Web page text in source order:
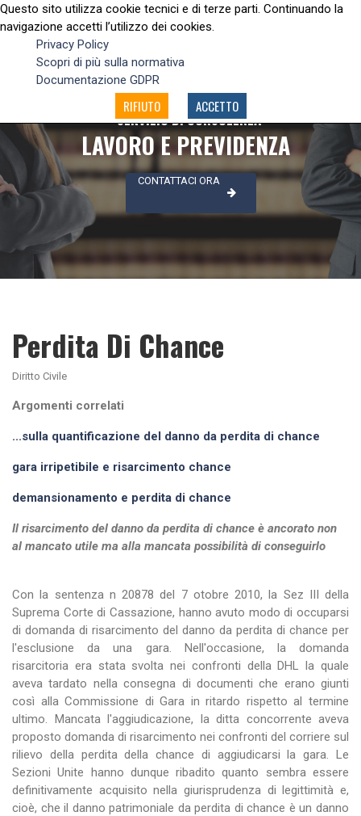
SERVIZIO DI CONSULENZA
LAVORO E PREVIDENZA
CONTATTACI ORA
Perdita Di Chance
Diritto Civile
Argomenti correlati
...sulla quantificazione del danno da perdita di chance
gara irripetibile e risarcimento chance
demansionamento e perdita di chance
Il risarcimento del danno da perdita di chance è ancorato non
al mancato utile ma alla mancata possibilità di conseguirlo
Con la sentenza n 20878 del 7 otobre 2010, la Sez III della
Suprema Corte di Cassazione, hanno avuto modo di occuparsi
di domanda di risarcimento del danno da perdita di chance per
l'esclusione da una gara. Nell'occasione, la domanda
risarcitoria era stata svolta nei confronti della DHL la quale
aveva tardato nella consegna di documenti che erano giunti
così alla Commissione di Gara in ritardo rispetto al termine
ultimo. Mancata l'aggiudicazione, la ditta concorrente aveva
proposto domanda di risarcimento nei confronti del corriere sul
rilievo della perdita della chance di aggiudicarsi la gara. Le
Sezioni Unite hanno dunque ribadito quanto sembra essere
definitivamente acquisito nella giurisprudenza di legittimità e,
cioè, che il danno patrimoniale da perdita di chance è un danno
Questo sito utilizza cookie tecnici e di terze parti. Continuando la
navigazione accetti l’utilizzo dei cookies.
Privacy Policy
Scopri di più sulla normativa
Documentazione GDPR
RIFIUTO ACCETTO